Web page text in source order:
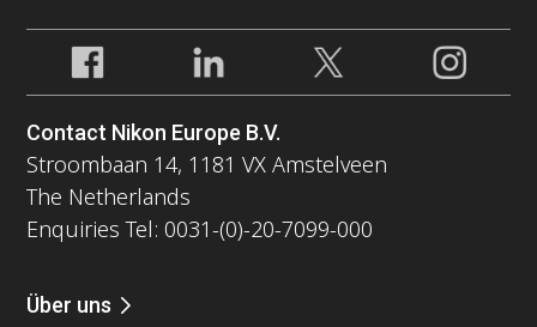
Contact Nikon Europe B.V.
Stroombaan 14, 1181 VX Amstelveen
The Netherlands
Enquiries Tel: 0031-(0)-20-7099-000
Über uns